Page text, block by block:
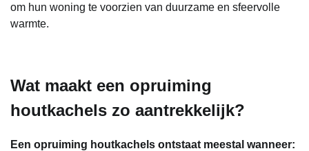
om hun woning te voorzien van duurzame en sfeervolle
warmte.
Wat maakt een opruiming
houtkachels zo aantrekkelijk?
Een opruiming houtkachels ontstaat meestal wanneer: